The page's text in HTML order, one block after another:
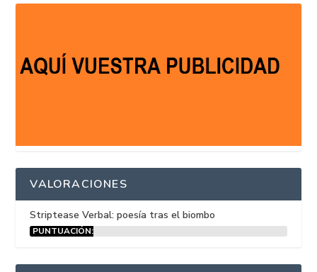
VALORACIONES
Striptease Verbal: poesía tras el biombo
PUNTUACIÓN: